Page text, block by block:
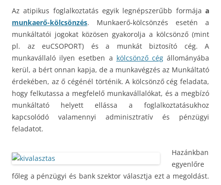
Az atipikus foglalkoztatás egyik legnépszerűbb formája a
munkaerő-kölcsönzés. Munkaerő-kölcsönzés esetén a
munkáltatói jogokat közösen gyakorolja a kölcsönző (mint
pl. az euCSOPORT) és a munkát biztosító cég. A
munkavállaló ilyen esetben a kölcsönző cégállományába
kerül, a bért onnan kapja, de a munkavégzés az Munkáltató
érdekében, az ő cégénél történik. A kölcsönző cég feladata,
hogy felkutassa a megfelelő munkavállalókat, és a megbízó
munkáltató helyett ellássa a foglalkoztatásukhoz
kapcsolódó valamennyi adminisztratív és pénzügyi
feladatot.
Hazánkban
egyenlőre
főleg a pénzügyi és bank szektor választja ezt a megoldást.